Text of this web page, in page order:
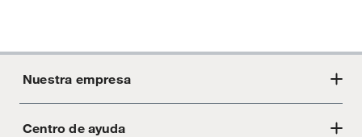
Nuestra empresa
Acerca de Crate
Centro de ayuda